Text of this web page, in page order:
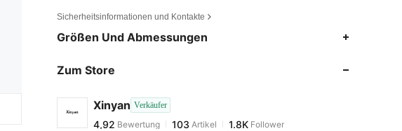
Sicherheitsinformationen und Kontakte
Größen Und Abmessungen
Zum Store
Xinyan Verkäufer
4,92
4,92 Bewertung
j***nbezahltVor 1 Tag